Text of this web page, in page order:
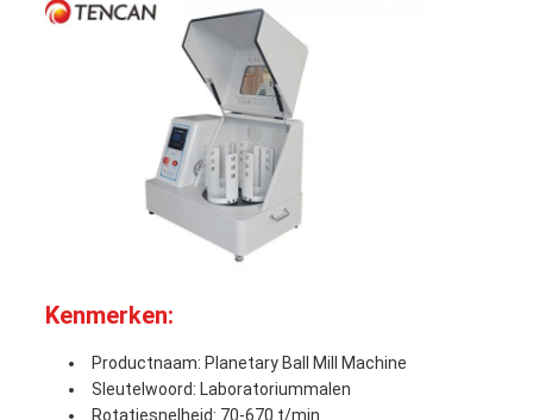
Kenmerken:
Productnaam: Planetary Ball Mill Machine
Sleutelwoord: Laboratoriummalen
Rotatiesnelheid: 70-670 t/min.